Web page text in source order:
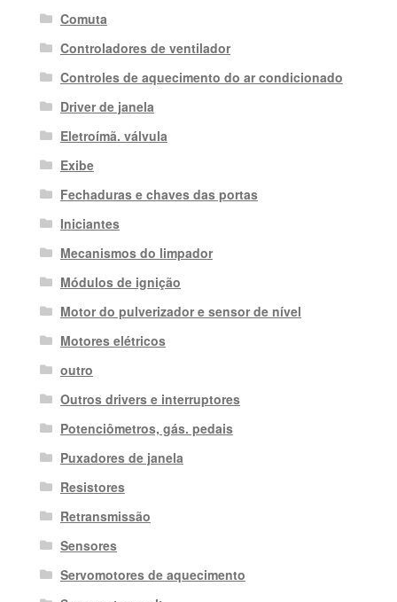
Comuta
Controladores de ventilador
Controles de aquecimento do ar condicionado
Driver de janela
Eletroímã. válvula
Exibe
Fechaduras e chaves das portas
Iniciantes
Mecanismos do limpador
Módulos de ignição
Motor do pulverizador e sensor de nível
Motores elétricos
outro
Outros drivers e interruptores
Potenciômetros, gás. pedais
Puxadores de janela
Resistores
Retransmissão
Sensores
Servomotores de aquecimento